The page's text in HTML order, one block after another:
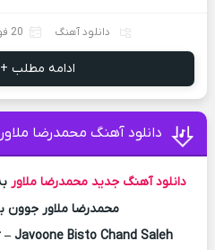
دانلود آهنگ 20 فوریه 2026
ادامه مطلب +
دانلود آهنگ محمدرضا
دانلود آهنگ جدید محمدرضا ملاور
محمدرضا ملاور
Javoone Bisto Chand Saleh